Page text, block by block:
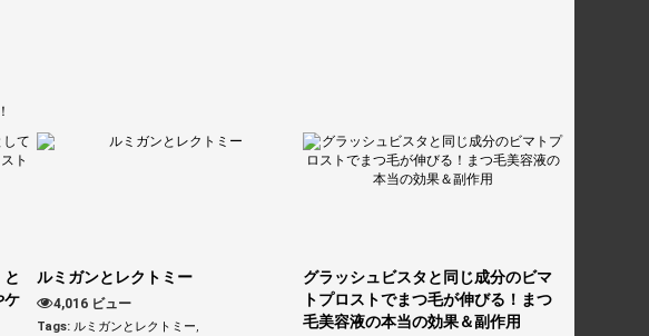
ケ
ルミガンとレクトミー
4,016 ビュー
Tags: ルミガンとレクトミー,
グラッシュビスタと同じ成分のビマ
トプロストでまつ毛が伸びる！まつ
毛美容液の本当の効果＆副作用